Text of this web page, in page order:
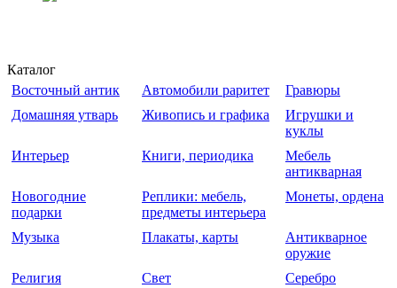
Каталог
Восточный антик
Автомобили раритет
Гравюры
Домашняя утварь
Живопись и графика
Игрушки и
куклы
Интерьер
Книги, периодика
Мебель
антикварная
Новогодние
подарки
Реплики: мебель,
предметы интерьера
Монеты, ордена
Музыка Плакаты, карты
Антикварное
оружие
Религия
Свет
Серебро